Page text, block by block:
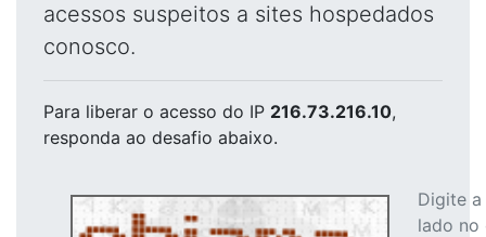
acessos suspeitos a sites hospedados
conosco.
Para liberar o acesso do IP 216.73.216.10,
responda ao desafio abaixo.
Digite
lado no